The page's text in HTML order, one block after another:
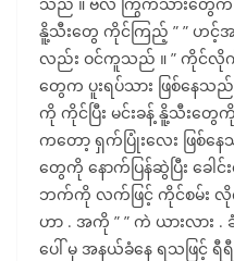
နိူ့သီးတွေ ကိုင်ကြည့် ” ” ဟင့်အ
လည်း ဝင်ကူသည် ။ ” ကိုင်လိုက်
တွေက ပူးရပ်သား ဖြစ်နေသ
ကို ကိုင်ပြီး မင်းခန့် နိူ့သီးတွ
ကတော့ ရှက်ပြုံးလေး ဖြစ်
တွေကို နောက်ပြန်ဆွဲပြီး ခေါင်
ဘက်ကို လက်ဖြင့် ကိုင်စမ်း လို
ဟာ . အကို ” ” ကဲ ယားလား .
ပေါ် မှ အနယ်ခံနေ ရသဖြင့်